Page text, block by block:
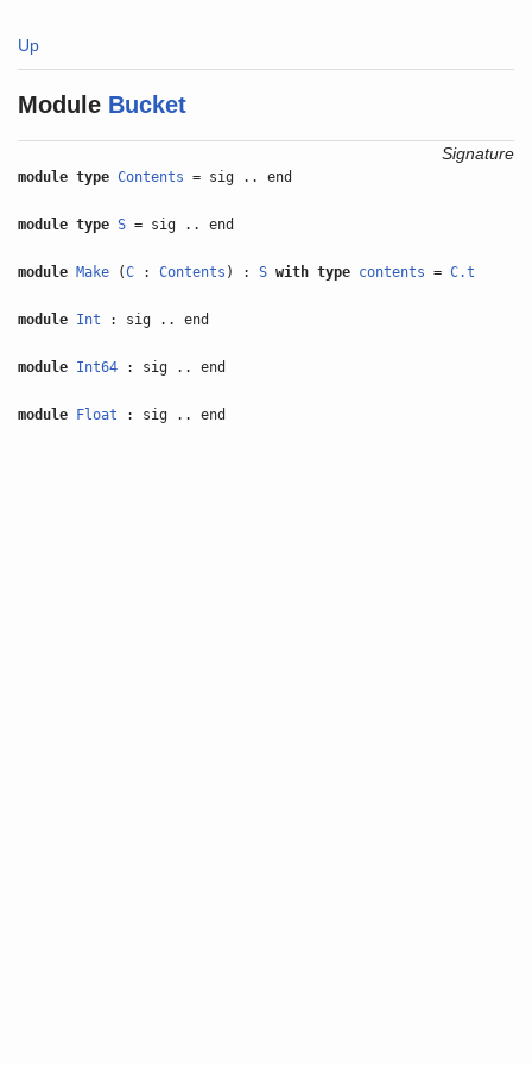
Up
Module Bucket
Signature
module type Contents = sig .. end
module type S = sig .. end
module Make (C :Contents ) :S with type contents =C.t
module Int : sig .. end
module Int64 : sig .. end
module Float : sig .. end